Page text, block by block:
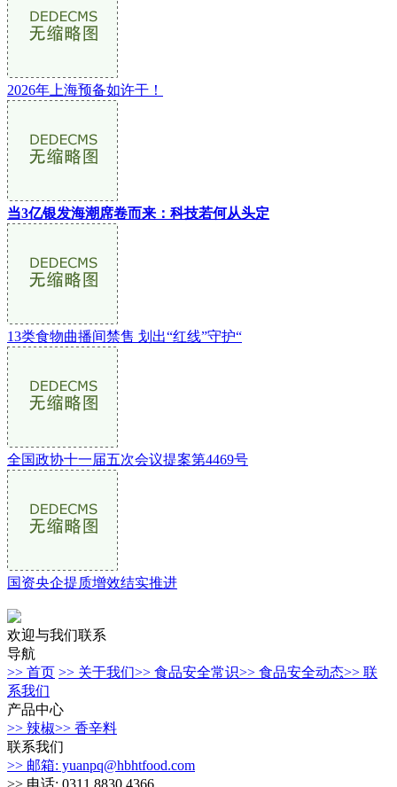
2026年上海预备如许干！
当3亿银发海潮席卷而来：科技若何从头定
13类食物曲播间禁售 划出“红线”守护“
全国政协十一届五次会议提案第4469号
国资央企提质增效结实推进
欢迎与我们联系
导航
>> 首页 >> 关于我们>> 食品安全常识>> 食品安全动态>> 联
系我们
产品中心
>> 辣椒>> 香辛料
联系我们
>> 邮箱: yuanpq@hbhtfood.com
>> 电话: 0311 8830 4366